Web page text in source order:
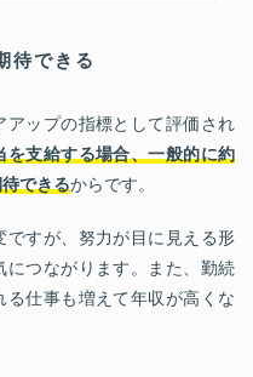
待できる
ップの指標として評価され
支給する場合、一般的に約
できるからです。
すが、努力が目に見える形
につながります。また、勤続
仕事も増えて年収が高くな